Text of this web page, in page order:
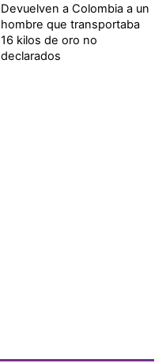
Devuelven a Colombia a un
hombre que transportaba
16 kilos de oro no
declarados